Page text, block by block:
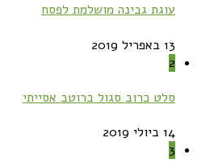
עוגת גבינה מושלמת לפסח
13 באפריל 2019
2
סלט כרוב סגול ברוטב אסייתי
14 ביולי 2019
3